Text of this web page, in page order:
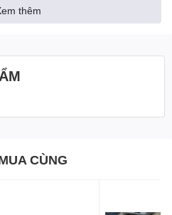
thêm
CÙNG